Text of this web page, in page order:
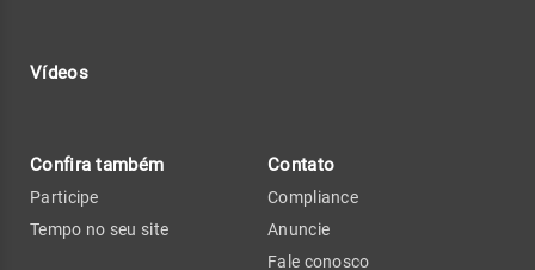
Vídeos
Confira também
Participe
Tempo no seu site
Contato
Compliance
Anuncie
Fale conosco